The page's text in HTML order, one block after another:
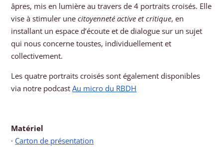
âpres, mis en lumière au travers de 4 portraits croisés. Elle
vise à stimuler unecitoyenneté active et critique, en
installant un espace d’écoute et de dialogue sur un sujet
qui nous concerne toustes, individuellement et
collectivement.
Les quatre portraits croisés sont également disponibles
via notre podcastAu micro du RBDH
Matériel
· Carton de présentation